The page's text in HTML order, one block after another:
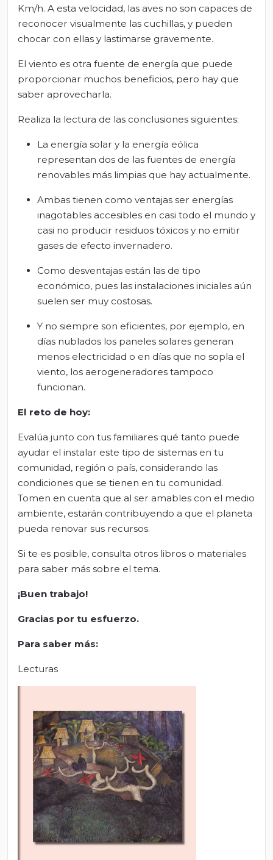
Km/h. A esta velocidad, las aves no son capaces de
reconocer visualmente las cuchillas, y pueden
chocar con ellas y lastimarse gravemente.
El viento es otra fuente de energía que puede
proporcionar muchos beneficios, pero hay que
saber aprovecharla.
Realiza la lectura de las conclusiones siguientes:
La energía solar y la energía eólica
representan dos de las fuentes de energía
renovables más limpias que hay actualmente.
Ambas tienen como ventajas ser energías
inagotables accesibles en casi todo el mundo y
casi no producir residuos tóxicos y no emitir
gases de efecto invernadero.
Como desventajas están las de tipo
económico, pues las instalaciones iniciales aún
suelen ser muy costosas.
Y no siempre son eficientes, por ejemplo, en
días nublados los paneles solares generan
menos electricidad o en días que no sopla el
viento, los aerogeneradores tampoco
funcionan.
El reto de hoy:
Evalúa junto con tus familiares qué tanto puede
ayudar el instalar este tipo de sistemas en tu
comunidad, región o país, considerando las
condiciones que se tienen en tu comunidad.
Tomen en cuenta que al ser amables con el medio
ambiente, estarán contribuyendo a que el planeta
pueda renovar sus recursos.
Si te es posible, consulta otros libros o materiales
para saber más sobre el tema.
¡Buen trabajo!
Gracias por tu esfuerzo.
Para saber más:
Lecturas